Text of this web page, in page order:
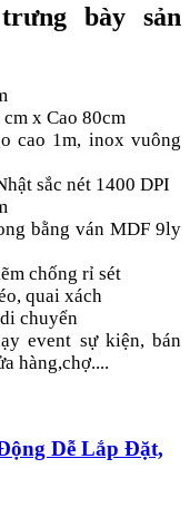
bày sản
x Cao 80cm
cao 1m, inox vuông
sắc nét 1400 DPI
bằng ván MDF 9ly
chống rỉ sét
quai xách
chuyển
event sự kiện, bán
hàng,chợ....
Dễ Lắp Đặt,